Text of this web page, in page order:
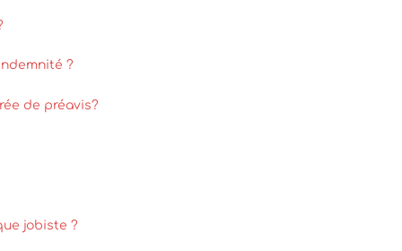
?
de préavis?
jobiste ?